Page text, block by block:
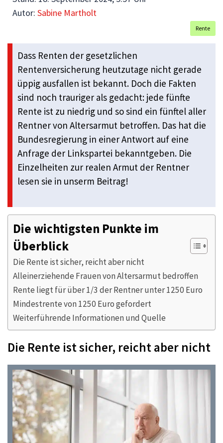
Autor: Sabine Martholt
Rente
Dass Renten der gesetzlichen
Rentenversicherung heutzutage nicht gerade
üppig ausfallen ist bekannt. Doch die Fakten
sind noch trauriger als gedacht: jede fünfte
Rente ist zu niedrig und so sind ein fünftel aller
Rentner von Altersarmut betroffen. Das hat die
Bundesregierung in einer Antwort auf eine
Anfrage der Linkspartei bekanntgeben. Die
Einzelheiten zur realen Armut der Rentner
lesen sie in unserm Beitrag!
Die wichtigsten Punkte im
Überblick
Die Rente ist sicher, reicht aber nicht
Alleinerziehende Frauen von Altersarmut bedroffen
Rente liegt für über 1/3 der Rentner unter 1250 Euro
Mindestrente von 1250 Euro gefordert
Weiterführende Informationen und Quelle
Die Rente ist sicher, reicht aber nicht